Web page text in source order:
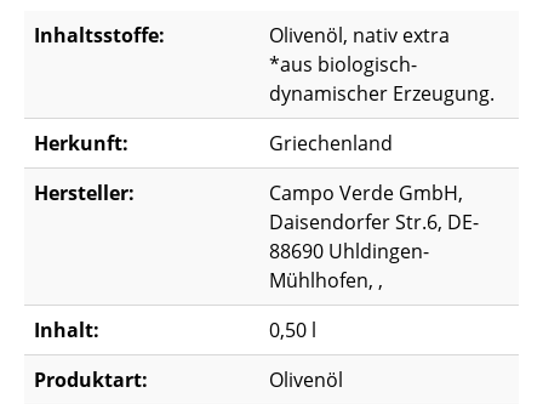
Inhaltsstoffe:
Olivenöl, nativ extra
*aus biologisch-
dynamischer Erzeugung.
Herkunft:
Griechenland
Hersteller:
Campo Verde GmbH,
Daisendorfer Str.6, DE-
88690 Uhldingen-
Mühlhofen, ,
Inhalt:
0,50 l
Produktart:
Olivenöl